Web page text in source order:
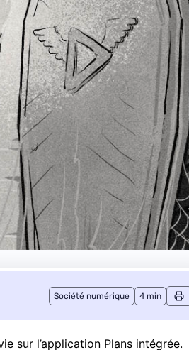
Société numérique 4 min
sur l’application Plans intégrée.